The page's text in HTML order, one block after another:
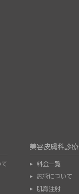
て
美容皮膚科診療
料金一覧
施術について
肌育注射